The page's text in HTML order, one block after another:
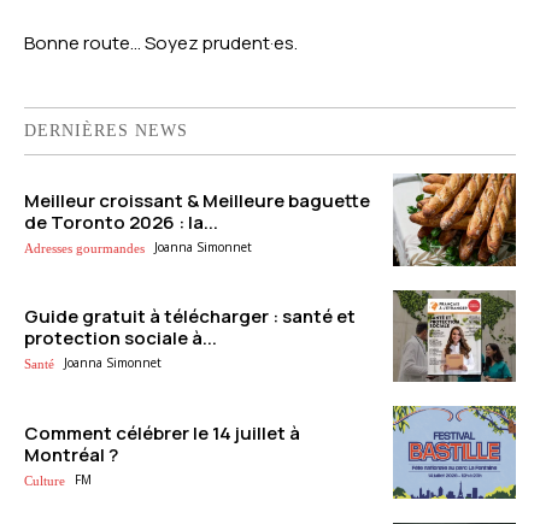
Bonne route… Soyez prudent·es.
DERNIÈRES NEWS
Meilleur croissant & Meilleure baguette
de Toronto 2026 : la...
Adresses gourmandes Joanna Simonnet
Guide gratuit à télécharger : santé et
protection sociale à...
Santé Joanna Simonnet
Comment célébrer le 14 juillet à
Montréal ?
Culture FM